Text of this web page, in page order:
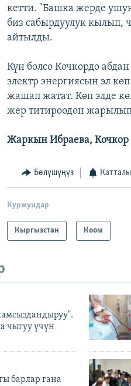
кетти. "Башка жерде
биз сабырдуулук кылып,
айтылды.
Күн болсо Кочкордо
электр энергиясын эл
жашап жатат. Көп элде
жер титирөөдөн
Жаркын Ибраева,
Бөлүшүңүз
Куржундар
Кыргызстан Коом
чыгуу үчүн
барлар гана